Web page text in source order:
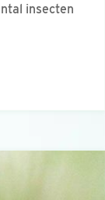
insecten